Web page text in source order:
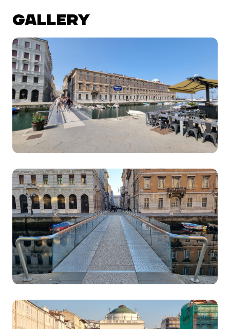
GALLERY